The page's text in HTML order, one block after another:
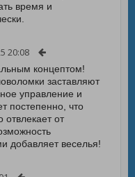
время и
20:08
концептом!
заставляют
управление и
постепенно, что
отвлекает от
добавляет веселья!